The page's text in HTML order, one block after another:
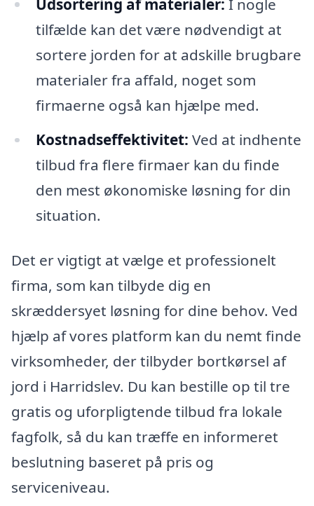
Udsortering af materialer: I nogle
tilfælde kan det være nødvendigt at
sortere jorden for at adskille brugbare
materialer fra affald, noget som
firmaerne også kan hjælpe med.
Kostnadseffektivitet: Ved at indhente
tilbud fra flere firmaer kan du finde
den mest økonomiske løsning for din
situation.
Det er vigtigt at vælge et professionelt
firma, som kan tilbyde dig en
skræddersyet løsning for dine behov. Ved
hjælp af vores platform kan du nemt finde
virksomheder, der tilbyder bortkørsel af
jord i Harridslev. Du kan bestille op til tre
gratis og uforpligtende tilbud fra lokale
fagfolk, så du kan træffe en informeret
beslutning baseret på pris og
serviceniveau.